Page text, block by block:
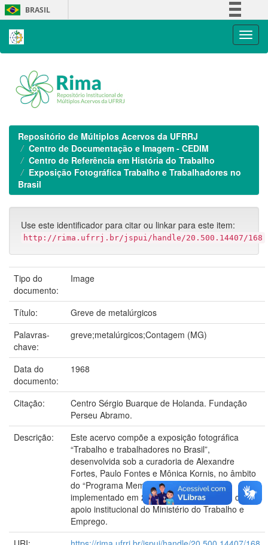
Skip
navigation
BRASIL
Repositório de Múltiplos Acervos da UFRRJ
Centro de Documentação e Imagem - CEDIM
Centro de Referência em História do Trabalho
Exposição Fotográfica Trabalho e Trabalhadores no
Brasil
Use este identificador para citar ou linkar para este item:
http://rima.ufrrj.br/jspui/handle/20.500.14407/168
Tipo do
documento:
Image
Título:
Greve de metalúrgicos
Palavras-
chave:
greve;metalúrgicos;Contagem (MG)
Data do
documento:
1968
Citação:
Centro Sérgio Buarque de Holanda. Fundação
Perseu Abramo.
Descrição:
Este acervo compõe a exposição fotográfica
“Trabalho e trabalhadores no Brasil”,
desenvolvida sob a curadoria de Alexandre
Fortes, Paulo Fontes e Mônica Kornis, no âmbito
do “Programa Memória do Trabalho”,
implementado em 2006 pelo CPDOC-FGV, com o
apoio institucional do Ministério do Trabalho e
Emprego.